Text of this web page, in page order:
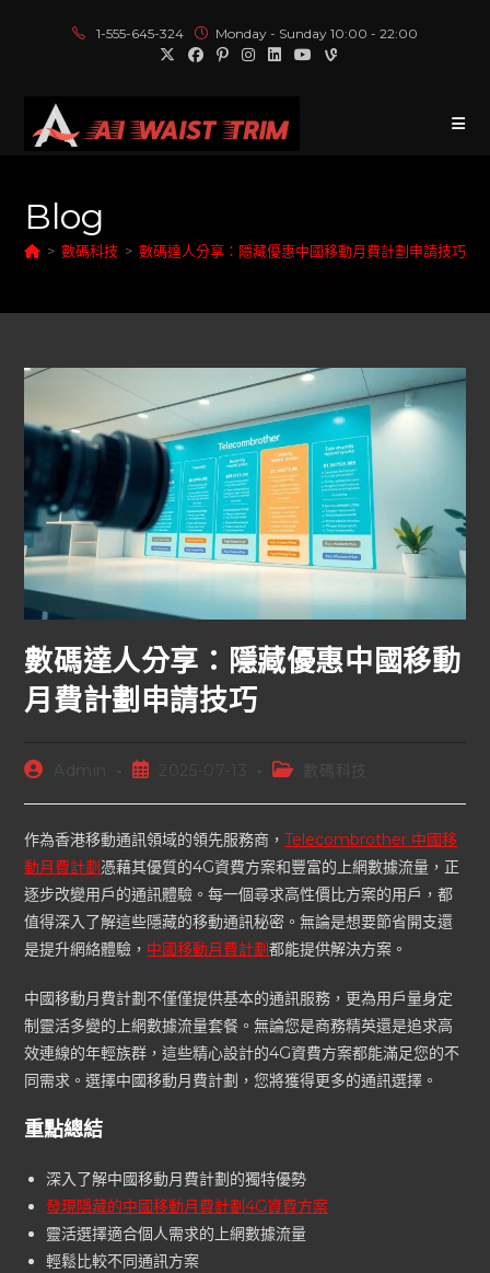
1-555-645-324 Monday - Sunday 10:00 - 22:00
Blog
> 數碼科技 > 數碼達人分享：隱藏優惠中國移動月費計劃申請技巧
數碼達人分享：隱藏優惠中國移動
月費計劃申請技巧
Admin 2025-07-13
作為香港移動通訊領域的領先服務商，Telecombrother 中國移
動月費計劃 憑藉其優質的4G資費方案和豐富的上網數據流量，正
逐步改變用戶的通訊體驗。每一個尋求高性價比方案的用戶，都
值得深入了解這些隱藏的移動通訊秘密。無論是想要節省開支還
是提升網絡體驗， 中國移動月費計劃都能提供解決方案。
中國移動月費計劃不僅僅提供基本的通訊服務，更為用戶量身定
制靈活多變的上網數據流量套餐。無論您是商務精英還是追求高
效連線的年輕族群，這些精心設計的4G資費方案都能滿足您的不
同需求。選擇中國移動月費計劃，您將獲得更多的通訊選擇。
重點總結
深入了解中國移動月費計劃的獨特優勢
發現隱藏的中國移動月費計劃4G資費方案
靈活選擇適合個人需求的上網數據流量
輕鬆比較不同通訊方案